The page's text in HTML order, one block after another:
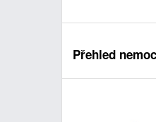
Přehled